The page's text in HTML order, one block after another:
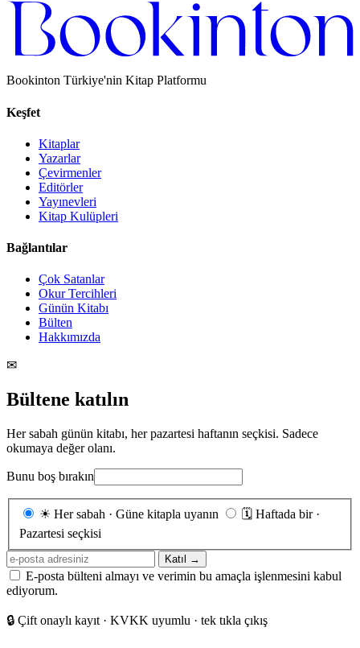
Bookinton Türkiye'nin Kitap Platformu
Keşfet
Kitaplar
Yazarlar
Çevirmenler
Editörler
Yayınevleri
Kitap Kulüpleri
Bağlantılar
Çok Satanlar
Okur Tercihleri
Günün Kitabı
Bülten
Hakkımızda
✉
Bültene katılın
Her sabah günün kitabı, her pazartesi haftanın seçkisi. Sadece
okumaya değer olanı.
Bunu boş bırakın
Gönderim
☀ Her sabah · Güne kitapla uyanın 🗓 Haftada bir ·
Pazartesi seçkisi
E-
posta
adresiniz
Katıl →
E-posta bülteni almayı ve verimin bu amaçla işlenmesini kabul
ediyorum.
🔒 Çift onaylı kayıt · KVKK uyumlu · tek tıkla çıkış